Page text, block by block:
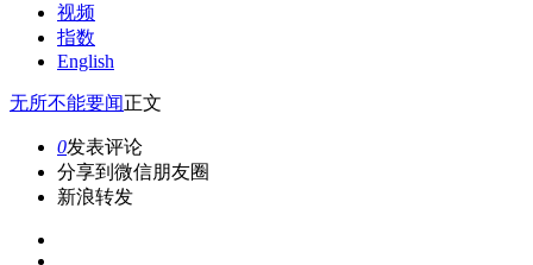
视频
指数
English
无所不能要闻正文
0发表评论
分享到微信朋友圈
新浪转发